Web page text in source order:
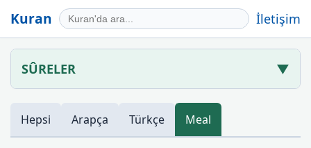
Kuran İletişim
SÛRELER ▼
Hepsi Arapça Türkçe Meal